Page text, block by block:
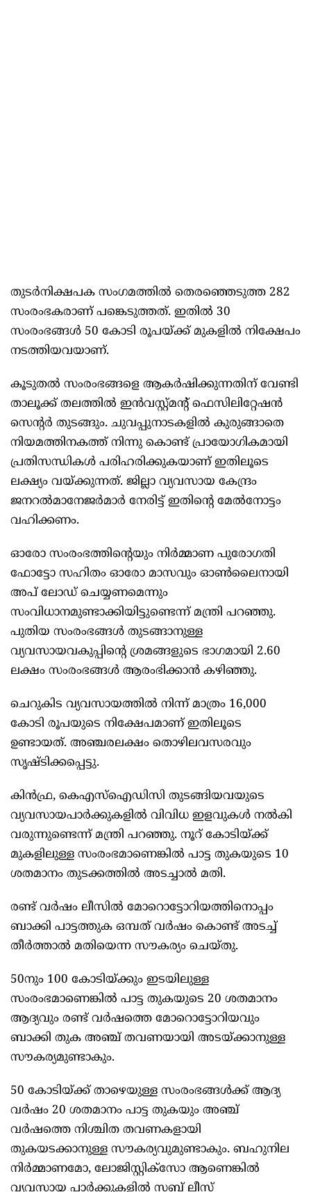
തുടര്‍നിക്ഷപക സംഗമത്തില്‍ തെരഞ്ഞെടുത്ത 282
സംരംഭകരാണ് പങ്കെടുത്തത്. ഇതില്‍ 30
സംരംഭങ്ങള്‍ 50 കോടി രൂപയ്ക്ക് മുകളില്‍ നിക്ഷേപം
നടത്തിയവയാണ്.
കൂടുതല്‍ സംരംഭങ്ങളെ ആകര്‍ഷിക്കുന്നതിന് വേണ്ടി
താലൂക്ക് തലത്തില്‍ ഇന്‍വസ്റ്റ്മന്‍റ് ഫെസിലിറ്റേഷന്‍
സെന്‍റര്‍ തുടങ്ങും. ചുവപ്പുനാടകളില്‍ കുരുങ്ങാതെ
നിയമത്തിനകത്ത് നിന്നു കൊണ്ട് പ്രായോഗികമായി
പ്രതിസന്ധികള്‍ പരിഹരിക്കുകയാണ് ഇതിലൂടെ
ലക്ഷ്യം വയ്ക്കുന്നത്. ജില്ലാ വ്യവസായ കേന്ദ്രം
ജനറല്‍മാനേജര്‍മാര്‍ നേരിട്ട് ഇതിന്‍റെ മേല്‍നോട്ടം
വഹിക്കണം.
ഓരോ സംരംഭത്തിന്‍റെയും നിര്‍മ്മാണ പുരോഗതി
ഫോട്ടോ സഹിതം ഓരോ മാസവും ഓണ്‍ലൈനായി
അപ് ലോഡ് ചെയ്യണമെന്നും
സംവിധാനമുണ്ടാക്കിയിട്ടുണ്ടെന്ന് മന്ത്രി പറഞ്ഞു.
പുതിയ സംരംഭങ്ങള്‍ തുടങ്ങാനുള്ള
വ്യവസായവകുപ്പിന്‍റെ ശ്രമങ്ങളുടെ ഭാഗമായി 2.60
ലക്ഷം സംരംഭങ്ങള്‍ ആരംഭിക്കാന്‍ കഴിഞ്ഞു.
ചെറുകിട വ്യവസായത്തില്‍ നിന്ന് മാത്രം 16,000
കോടി രൂപയുടെ നിക്ഷേപമാണ് ഇതിലൂടെ
ഉണ്ടായത്. അഞ്ചരലക്ഷം തൊഴിലവസരവും
സൃഷ്ടിക്കപ്പെട്ടു.
കിന്‍ഫ്ര, കെഎസ്ഐഡിസി തുടങ്ങിയവയുടെ
വ്യവസായപാര്‍ക്കുകളില്‍ വിവിധ ഇളവുകള്‍ നല്‍കി
വരുന്നുണ്ടെന്ന് മന്ത്രി പറഞ്ഞു. നൂറ് കോടിയ്ക്ക്
മുകളിലുള്ള സംരംഭമാണെങ്കില്‍ പാട്ട തുകയുടെ 10
ശതമാനം തുടക്കത്തില്‍ അടച്ചാല്‍ മതി.
രണ്ട് വര്‍ഷം ലീസില്‍ മോറൊട്ടോറിയത്തിനൊപ്പം
ബാക്കി പാട്ടത്തുക ഒമ്പത് വര്‍ഷം കൊണ്ട് അടച്ച്
തീര്‍ത്താല്‍ മതിയെന്ന സൗകര്യം ചെയ്തു.
50നും 100 കോടിയ്ക്കും ഇടയിലുള്ള
സംരംഭമാണെങ്കില്‍ പാട്ട തുകയുടെ 20 ശതമാനം
ആദ്യവും രണ്ട് വര്‍ഷത്തെ മോറൊട്ടോറിയവും
ബാക്കി തുക അഞ്ച് തവണയായി അടയ്ക്കാനുള്ള
സൗകര്യമുണ്ടാകും.
50 കോടിയ്ക്ക് താഴെയുള്ള സംരംഭങ്ങള്‍ക്ക് ആദ്യ
വര്‍ഷം 20 ശതമാനം പാട്ട തുകയും അഞ്ച്
വര്‍ഷത്തെ നിശ്ചിത തവണകളായി
തുകയടക്കാനുള്ള സൗകര്യവുമുണ്ടാകും. ബഹുനില
നിര്‍മ്മാണമോ, ലോജിസ്റ്റിക്സോ ആണെങ്കില്‍
വ്യവസായ പാര്‍ക്കുകളില്‍ സബ് ലീസ്